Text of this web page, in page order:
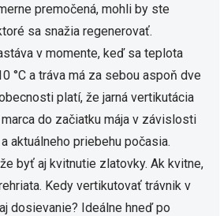
premočená, mohli by ste
sa snažia regenerovať.
v momente, keď sa teplota
°C a tráva má za sebou aspoň dve
platí, že jarná vertikutácia
do začiatku mája v závislosti
aktuálneho priebehu počasia.
byť aj kvitnutie zlatovky. Ak kvitne,
Kedy vertikutovať trávnik v
dosievanie? Ideálne hneď po